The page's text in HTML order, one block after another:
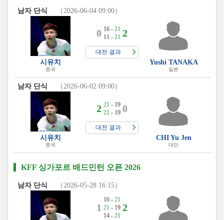
남자 단식 （2026-06-04 09:00）
시유치
중국
0 16 - 21
11 - 21 2
대전 결과
Yushi TANAKA
일본
남자 단식 （2026-06-02 09:00）
시유치
중국
2 21 - 19
21 - 19 0
대전 결과
CHI Yu Jen
대만
KFF 싱가포르 배드민턴 오픈 2026
남자 단식 （2026-05-28 16:15）
1
16 - 21
21 - 19
14 - 21
2